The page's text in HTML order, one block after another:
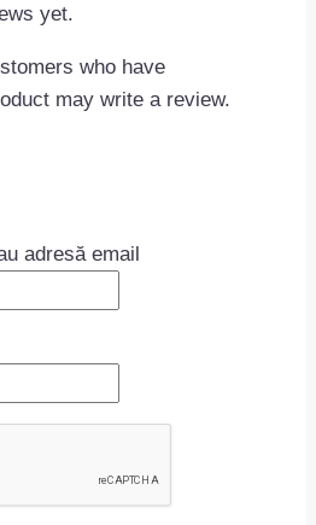
yet.
who have
may write a review.
adresă email